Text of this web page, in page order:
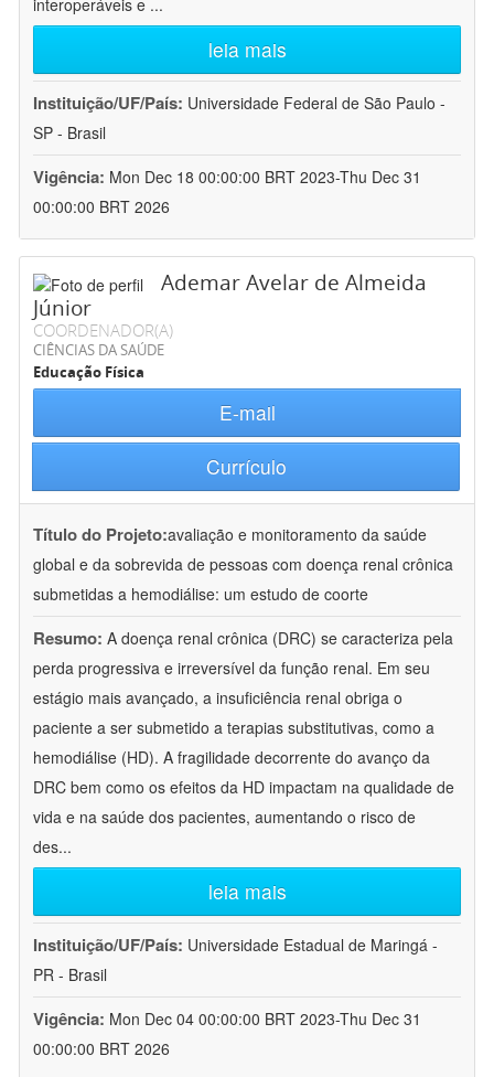
interoperáveis e ...
leia mais
Instituição/UF/País: Universidade Federal de São Paulo -
SP - Brasil
Vigência: Mon Dec 18 00:00:00 BRT 2023-Thu Dec 31
00:00:00 BRT 2026
Ademar Avelar de Almeida
Júnior
COORDENADOR(A)
CIÊNCIAS DA SAÚDE
Educação Física
E-mail
Currículo
Título do Projeto:avaliação e monitoramento da saúde
global e da sobrevida de pessoas com doença renal crônica
submetidas a hemodiálise: um estudo de coorte
Resumo: A doença renal crônica (DRC) se caracteriza pela
perda progressiva e irreversível da função renal. Em seu
estágio mais avançado, a insuficiência renal obriga o
paciente a ser submetido a terapias substitutivas, como a
hemodiálise (HD). A fragilidade decorrente do avanço da
DRC bem como os efeitos da HD impactam na qualidade de
vida e na saúde dos pacientes, aumentando o risco de
des...
leia mais
Instituição/UF/País: Universidade Estadual de Maringá -
PR - Brasil
Vigência: Mon Dec 04 00:00:00 BRT 2023-Thu Dec 31
00:00:00 BRT 2026